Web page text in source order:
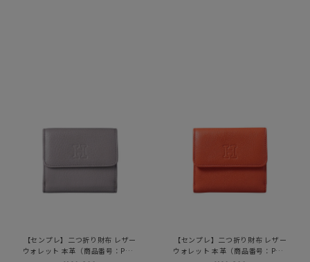
【センプレ】二つ折り財布 レザー
ウォレット 本革（商品番号：P25-
【センプレ】二つ折り財布 レザー
ウォレット 本革（商品番号：P25-